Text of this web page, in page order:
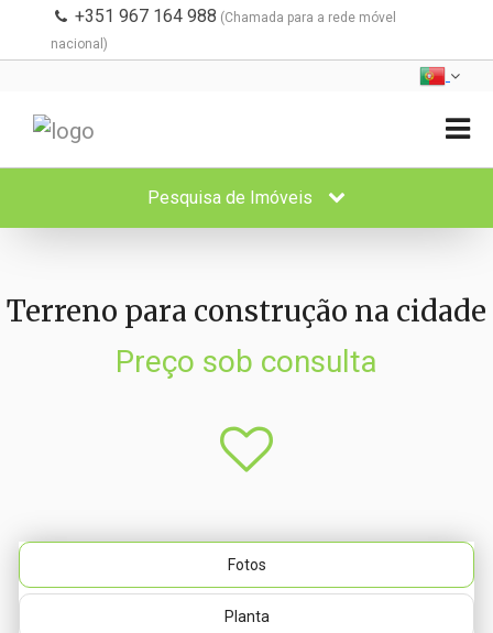
+351 967 164 988 (Chamada para a rede móvel
nacional)
Pesquisa de Imóveis
Terreno para construção na cidade
Preço sob consulta
Fotos
Planta